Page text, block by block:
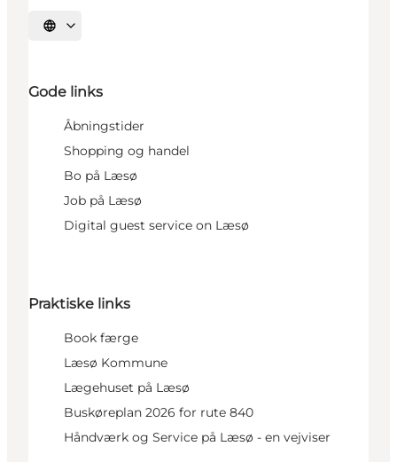
Sprache auswählen
Gode links
Åbningstider
Shopping og handel
Bo på Læsø
Job på Læsø
Digital guest service on Læsø
Praktiske links
Book færge
Læsø Kommune
Lægehuset på Læsø
Buskøreplan 2026 for rute 840
Håndværk og Service på Læsø - en vejviser